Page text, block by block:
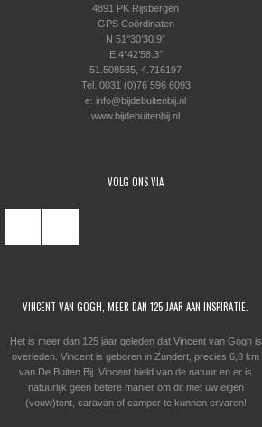
4891 PK Rijsbergen
GPS Coördinaten
N 51°30’30.9″
E 4°42’58.3″
51.508585, 4.716197
Tel. 0031 (0)76 596 6093
e: info@bijdebuitenbij.nl
www.bijdebuitenbij.nl
VOLG ONS VIA
VINCENT VAN GOGH, MEER DAN 125 JAAR AAN INSPIRATIE.
Het is meer dan 125 jaar geleden dat Vincent van Gogh is
overleden. Vincent is geboren in Zundert, precies 6,8 km
van De Buiten Bij. Vincent hield van de natuur en er is
natuurlijk geen betere manier om dit met uw eigen
(vouw)tent, caravan of camper te kunnen ervaren!